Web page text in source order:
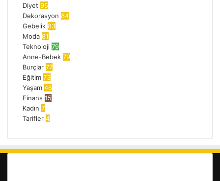
Diyet 95
Dekorasyon 84
Gebelik 83
Moda 81
Teknoloji 79
Anne-Bebek 79
Burçlar 77
Eğitim 73
Yaşam 46
Finans 15
Kadın 7
Tarifler 4